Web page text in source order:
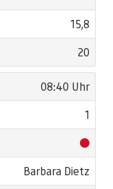
15,8
20
08:40 Uhr
1
Barbara Dietz